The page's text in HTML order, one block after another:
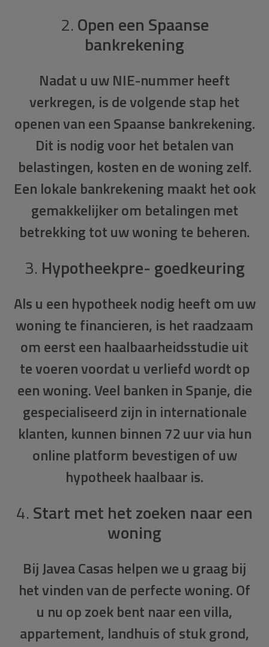
2. Open een Spaanse
bankrekening
Nadat u uw NIE-nummer heeft
verkregen, is de volgende stap het
openen van eenSpaanse bankrekening.
Dit is nodig voor het betalen van
belastingen, kosten en de woning zelf.
Een lokale bankrekening maakt het ook
gemakkelijker om betalingen met
betrekking tot uw woning te beheren.
3. Hypotheekpre- goedkeuring
Als u een hypotheek nodig heeft om uw
woning te financieren, is het raadzaam
om eerst een haalbaarheidsstudie uit
te voeren voordat u verliefd wordt op
een woning. Veel banken in Spanje, die
gespecialiseerd zijn in internationale
klanten, kunnen binnen 72 uur via hun
online platform bevestigen of uw
hypotheek haalbaar is.
4. Start met het zoeken naar een
woning
BijJavea Casas helpen we u graag bij
het vinden van de perfecte woning. Of
u nu op zoek bent naar een villa,
appartement, landhuis of stuk grond,